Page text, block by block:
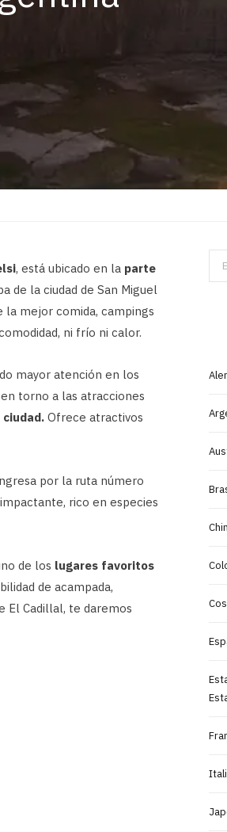
, está ubicado en la parte
de la ciudad de San Miguel
la mejor comida, campings
ni frío ni calor.
mayor atención en los
torno a las atracciones
Ofrece atractivos
por la ruta número
rico en especies
de los lugares favoritos
de acampada,
El Cadillal, te daremos
for: